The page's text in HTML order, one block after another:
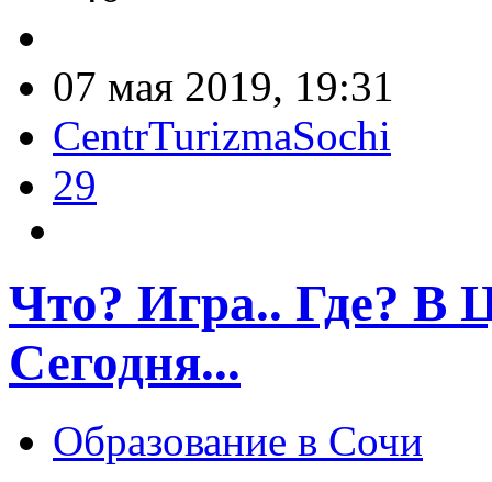
07 мая 2019, 19:31
CentrTurizmaSochi
29
Что? Игра.. Где?
Сегодня...
Образование в Сочи